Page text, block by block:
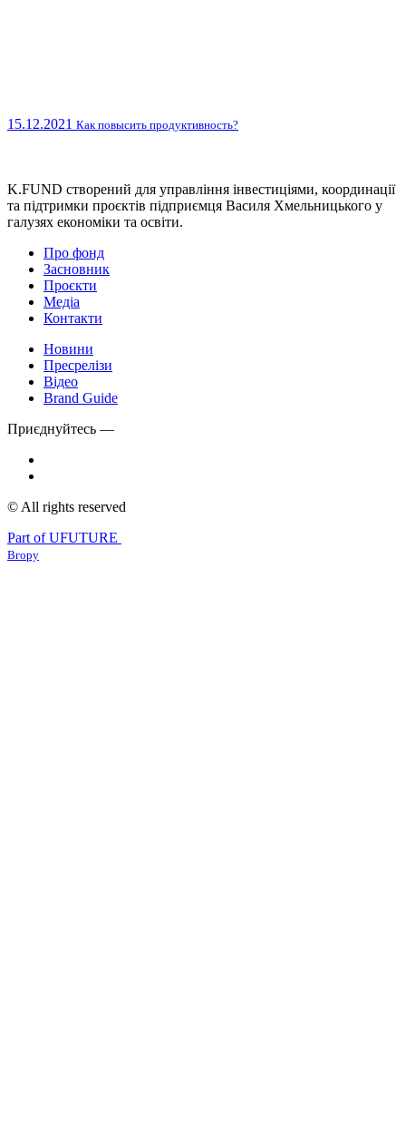
15.12.2021 Как повысить продуктивность?
K.FUND створений для управління інвестиціями, координації
та підтримки проєктів підприємця Василя Хмельницького у
галузях економіки та освіти.
Про фонд
Засновник
Проєкти
Медіа
Контакти
Новини
Пресрелізи
Відео
Brand Guide
Приєднуйтесь —
© All rights reserved
Part of UFUTURE
Вгору